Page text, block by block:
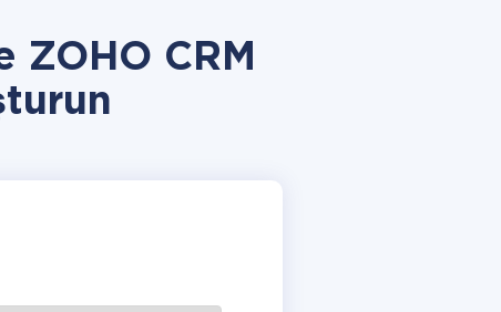
ZOHO CRM